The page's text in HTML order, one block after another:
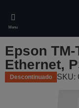
main
content
Menu
Epson TM-
Ethernet,
Descontinuado SKU: